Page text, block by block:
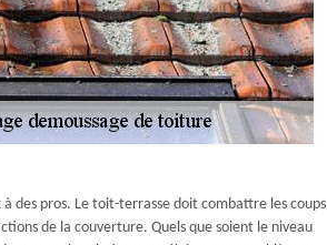
des pros. Le toit-terrasse doit combattre les coups
de la couverture. Quels que soient le niveau